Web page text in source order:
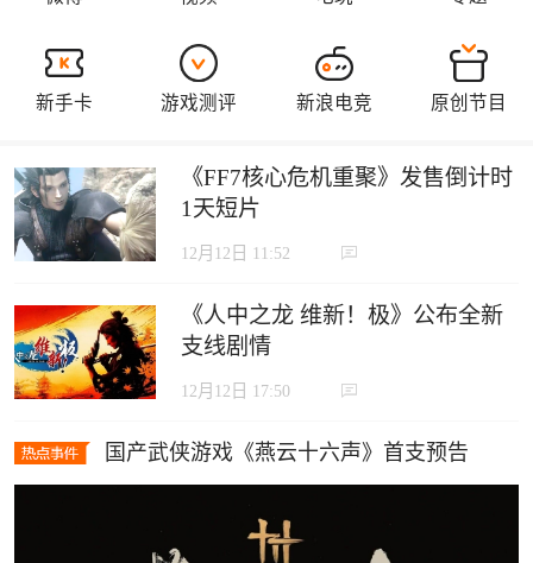
《FF7核心危机重聚》发售倒计时
1天短片
12月12日 11:52
《人中之龙 维新！极》公布全新
支线剧情
12月12日 17:50
国产武侠游戏《燕云十六声》首支预告